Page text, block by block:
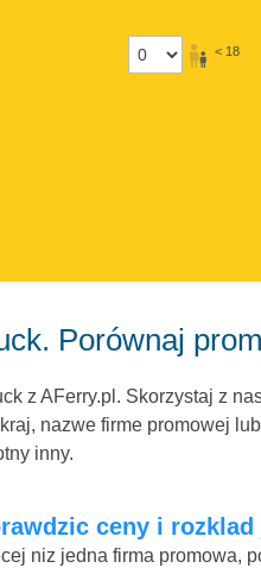
< 18
Porównaj
z AFerry.pl. Skorzystaj z
nazwe firme promowej
inny.
ceny i
niz jedna firma promowa,